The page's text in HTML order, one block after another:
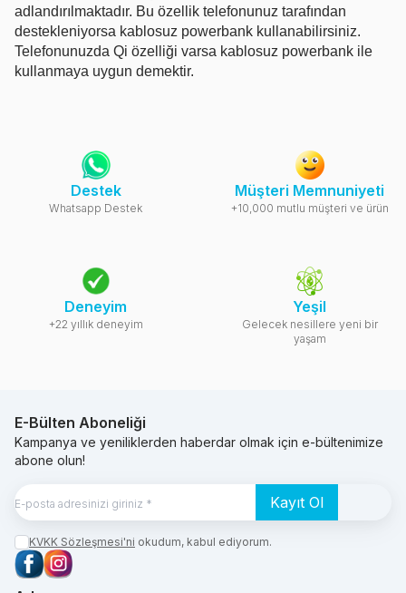
adlandırılmaktadır. Bu özellik telefonunuz tarafından
destekleniyorsa kablosuz powerbank kullanabilirsiniz.
Telefonunuzda Qi özelliği varsa kablosuz powerbank ile
kullanmaya uygun demektir.
Destek
Whatsapp Destek
Müşteri Memnuniyeti
+10,000 mutlu müşteri ve ürün
Deneyim
+22 yıllık deneyim
Yeşil
Gelecek nesillere yeni bir
yaşam
E-Bülten Aboneliği
Kampanya ve yeniliklerden haberdar olmak için e-bültenimize
abone olun!
Kayıt Ol
KVKK Sözleşmesi'ni okudum, kabul ediyorum.
Facebook
Instagram